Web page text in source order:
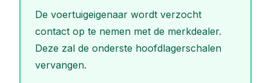
De voertuigeigenaar wordt verzocht
contact op te nemen met de merkdealer.
Deze zal de onderste hoofdlagerschalen
vervangen.